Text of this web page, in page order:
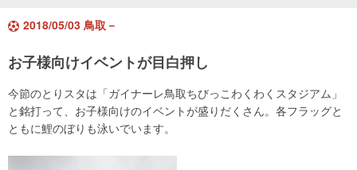
2018/05/03 鳥取－
お子様向けイベントが目白押し
今節のとりスタは「ガイナーレ鳥取ちびっこわくわくスタジアム」
と銘打って、お子様向けのイベントが盛りだくさん。各フラッグと
ともに鯉のぼりも泳いでいます。